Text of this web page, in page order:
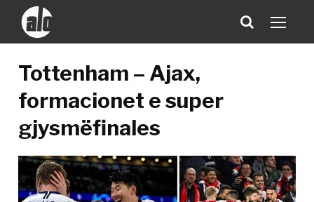
Tottenham – Ajax,
formacionet e super
gjysmëfinales